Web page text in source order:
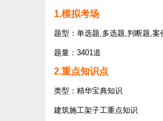
1.模拟考场
题型：单选题,多选题,判断题,案
题量：3401道
2.重点知识点
类型：精华宝典知识
建筑施工架子工重点知识